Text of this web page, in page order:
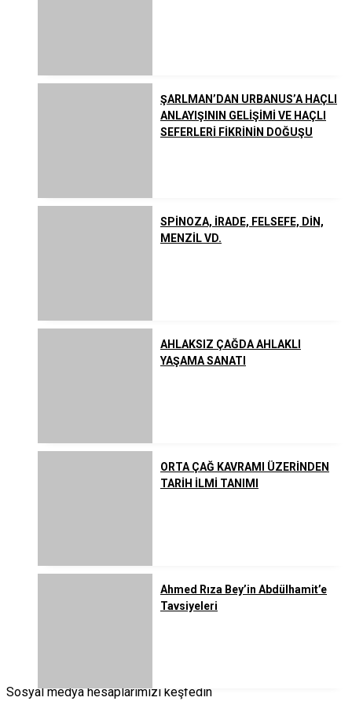
ŞARLMAN’DAN URBANUS’A HAÇLI
ANLAYIŞININ GELİŞİMİ VE HAÇLI
SEFERLERİ FİKRİNİN DOĞUŞU
SPİNOZA, İRADE, FELSEFE, DİN,
MENZİL VD.
AHLAKSIZ ÇAĞDA AHLAKLI
YAŞAMA SANATI
ORTA ÇAĞ KAVRAMI ÜZERİNDEN
TARİH İLMİ TANIMI
Ahmed Rıza Bey’in Abdülhamit’e
Tavsiyeleri
Sosyal medya hesaplarımızı keşfedin